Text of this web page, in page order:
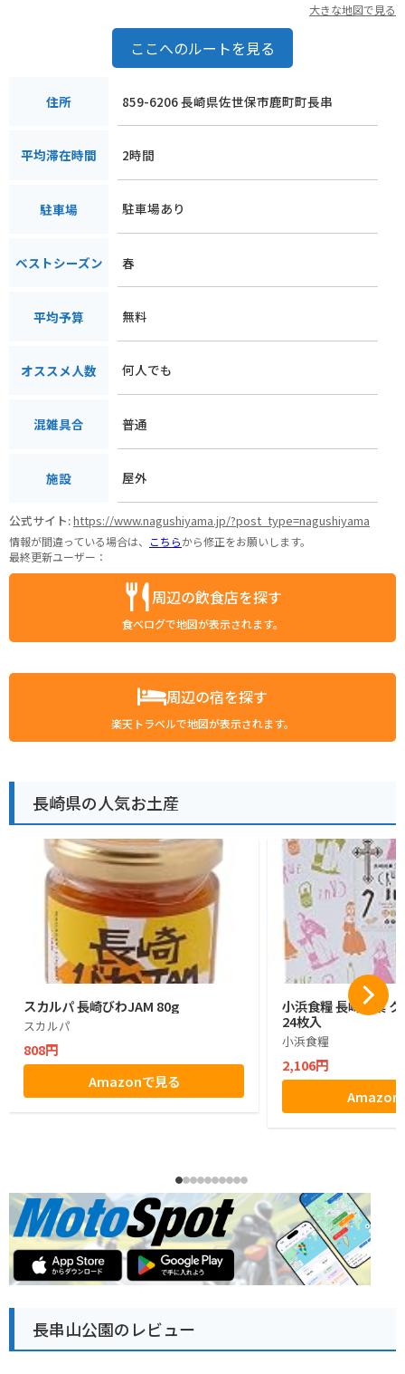
大きな地図で見る
ここへのルートを見る
住所 859-6206 長崎県佐世保市鹿町町長串
平均滞在時間 2時間
駐車場 駐車場あり
ベストシーズン 春
平均予算 無料
オススメ人数 何人でも
混雑具合 普通
施設 屋外
公式サイト:https://www.nagushiyama.jp/?post_type=nagushiyama
情報が間違っている場合は、 こちらから修正をお願いします。
最終更新ユーザー：
周辺の飲食店を探す
食べログで地図が表示されます。
周辺の宿を探す
楽天トラベルで地図が表示されます。
長崎県の人気お土産
スカルパ 長崎びわJAM 80g
スカルパ
808円
Amazonで見る
小浜食糧 長崎銘菓
24枚入
小浜食糧
2,106円
Amazon
長串山公園のレビュー